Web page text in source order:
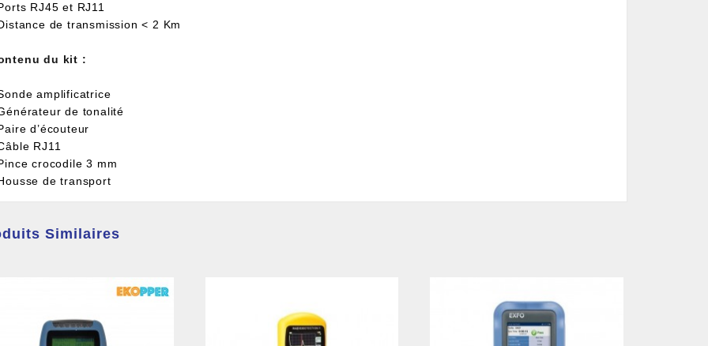
RJ45 et RJ11
de transmission < 2 Km
du kit :
amplificatrice
de tonalité
d’écouteur
RJ11
crocodile 3 mm
de transport
Similaires